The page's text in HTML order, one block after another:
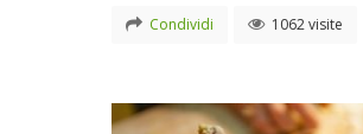
Condividi 1062 visite